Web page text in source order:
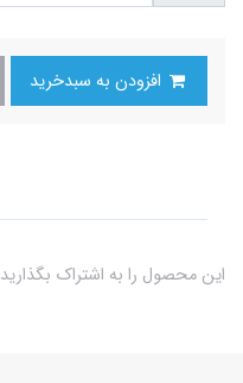
این محصول را به اشتراک بگذارید